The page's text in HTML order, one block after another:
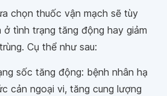
chọn thuốc vận mạch sẽ tùy
tình trạng tăng động hay giảm
Cụ thể như sau:
sốc tăng động: bệnh nhân hạ
cản ngoại vi, tăng cung lượng